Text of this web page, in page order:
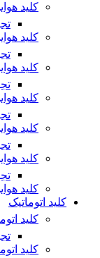
کلید
کلید
کلید
کلید
کلید
کلید
کلید
کلید اتوماتیک
کلید
کلید